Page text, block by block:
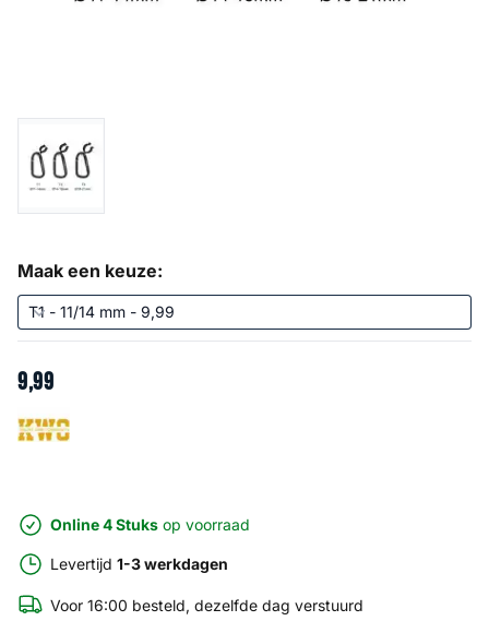
Maak een keuze:
9,99
Online 4 Stuks op voorraad
Levertijd 1-3 werkdagen
Voor 16:00 besteld, dezelfde dag verstuurd